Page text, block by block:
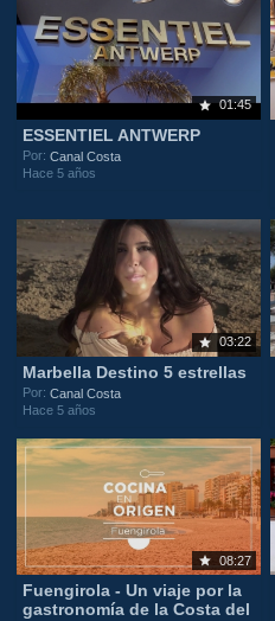
01:45
ESSENTIEL ANTWERP
Por:Canal Costa
Hace 5 años
03:22
Marbella Destino 5 estrellas
Por:Canal Costa
Hace 5 años
08:27
Fuengirola - Un viaje por la
gastronomía de la Costa del